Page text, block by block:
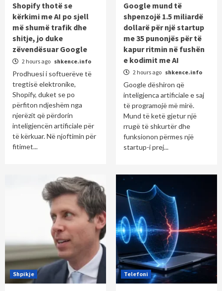
Shopify thotë se
kërkimi me AI po sjell
më shumë trafik dhe
shitje, jo duke
zëvendësuar Google
2 hours ago shkence.info
Prodhuesi i softuerëve të
tregtisë elektronike,
Shopify, duket se po
përfiton ndjeshëm nga
njerëzit që përdorin
inteligjencën artificiale për
të kërkuar. Në njoftimin për
fitimet...
Google mund të
shpenzojë 1.5 miliardë
dollarë për një startup
me 35 punonjës për të
kapur ritmin në fushën
e kodimit me AI
2 hours ago shkence.info
Google dëshiron që
inteligjenca artificiale e saj
të programojë më mirë.
Mund të ketë gjetur një
rrugë të shkurtër dhe
funksionon përmes një
startup-i prej...
Shpikje Telefoni